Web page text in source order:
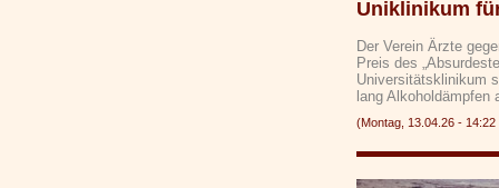
Uniklinikum
Der Verein Ärzte
Preis des
Universitätsklinikum
lang
(Montag, 13.04.26 -